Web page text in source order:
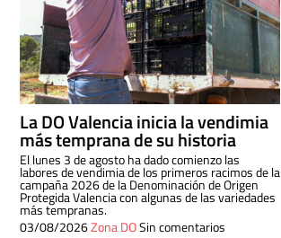
La DO Valencia inicia la vendimia
más temprana de su historia
El lunes 3 de agosto ha dado comienzo las
labores de vendimia de los primeros racimos de la
campaña 2026 de la Denominación de Origen
Protegida Valencia con algunas de las variedades
más tempranas.
03/08/2026Zona DOSin comentarios